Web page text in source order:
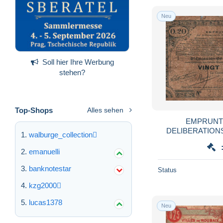
Soll hier Ihre Werbung
stehen?
Top-Shops Alles sehen
walburge_collection
emanuelli
banknotestar
kzg2000
lucas1378
Neu
DELIBERATIONS DE 70
Status
Neu